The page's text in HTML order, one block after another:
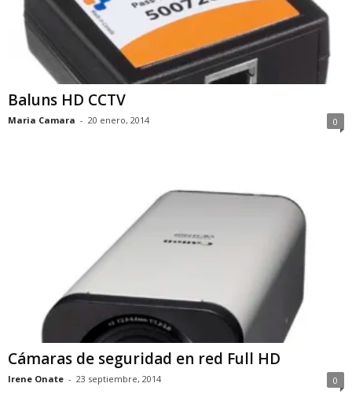
Baluns HD CCTV
Maria Camara - 20 enero, 2014 0
Cámaras de seguridad en red Full HD
Irene Onate - 23 septiembre, 2014 0